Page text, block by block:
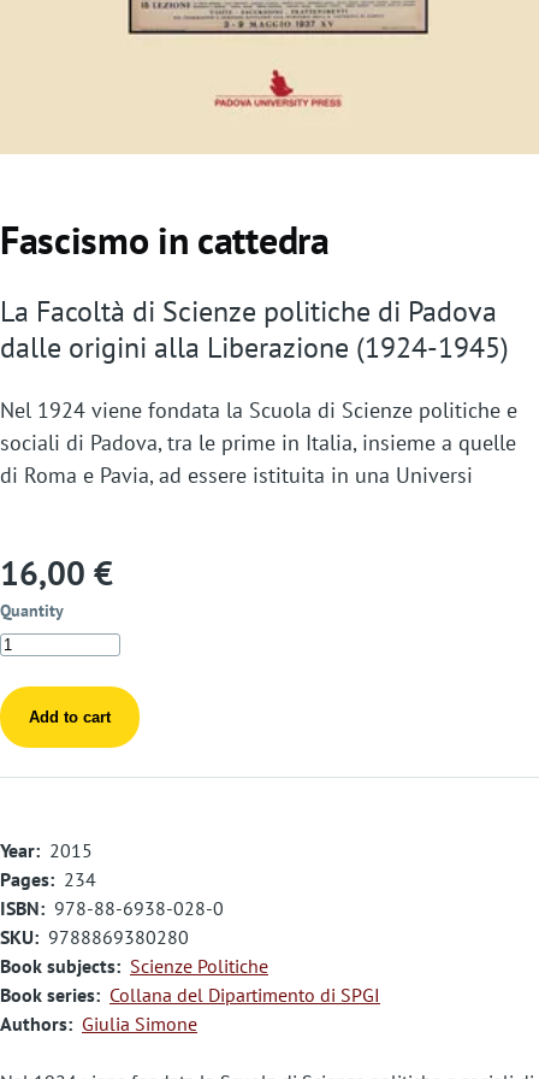
Fascismo in cattedra
La Facoltà di Scienze politiche di Padova
dalle origini alla Liberazione (1924-1945)
Nel 1924 viene fondata la Scuola di Scienze politiche e
sociali di Padova, tra le prime in Italia, insieme a quelle
di Roma e Pavia, ad essere istituita in una Universi
16,00 €
Quantity
Year
2015
Pages
234
ISBN
978-88-6938-028-0
SKU 9788869380280
Book subjects
Scienze Politiche
Book series
Collana del Dipartimento di SPGI
Authors
Giulia Simone